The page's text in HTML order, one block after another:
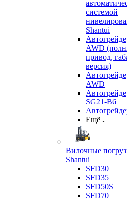
системой
Shantui
AWD
привод,
версия)
AWD
SG21-B6
Ещё
Вилочные
Shantui
SFD30
SFD35
SFD50S
SFD70